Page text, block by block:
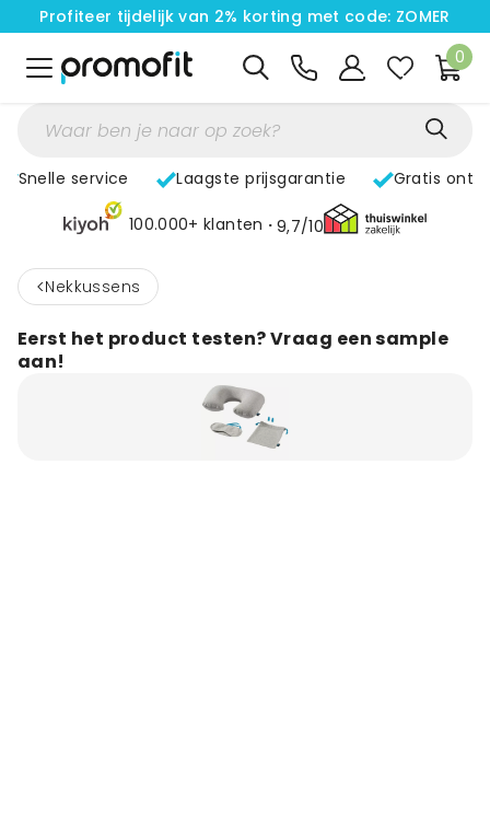
Profiteer tijdelijk van 2% korting met code: ZOMER
0
Snelle service Laagste prijsgarantie Gratis
100.000+ klanten 9,7/10
< Nekkussens
Eerst het product testen? Vraag een sample
aan!